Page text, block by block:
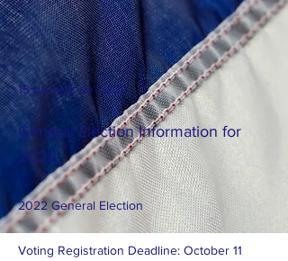
15 de sept de 2022
General Election Information for
2022
2022 General Election
Voting Registration Deadline: October 11